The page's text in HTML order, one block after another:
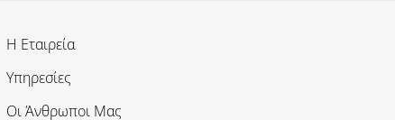
Η Εταιρεία
Υπηρεσίες
Οι Άνθρωποι Μας